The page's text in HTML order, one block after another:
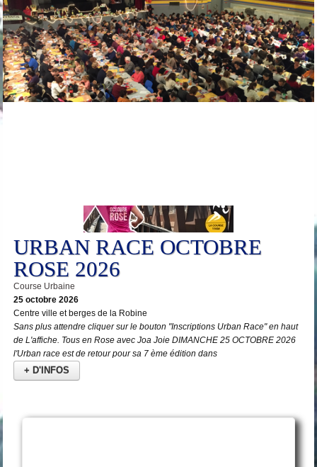
URBAN RACE OCTOBRE
ROSE 2026
Course Urbaine
25 octobre 2026
Centre ville et berges de la Robine
Sans plus attendre cliquer sur le bouton "Inscriptions Urban Race" en haut
de L'affiche. Tous en Rose avec Joa Joie DIMANCHE 25 OCTOBRE 2026
l'Urban race est de retour pour sa 7 ème édition dans
+ D'INFOS